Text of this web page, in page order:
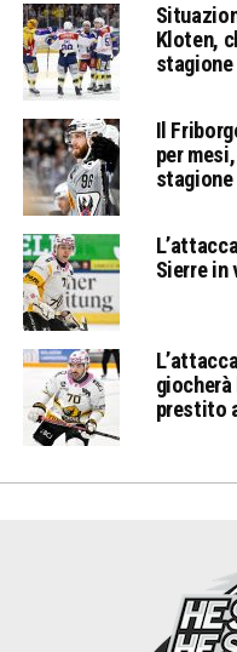
Kloten,
Il
per
stagione
Sierre in
prestito